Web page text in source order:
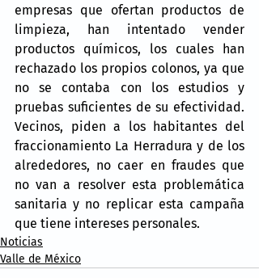
empresas que ofertan productos de
limpieza, han intentado vender
productos químicos, los cuales han
rechazado los propios colonos, ya que
no se contaba con los estudios y
pruebas suficientes de su efectividad.
Vecinos, piden a los habitantes del
fraccionamiento La Herradura y de los
alrededores, no caer en fraudes que
no van a resolver esta problemática
sanitaria y no replicar esta campaña
que tiene intereses personales.
Noticias
Valle de México